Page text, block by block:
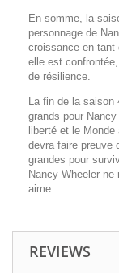
En somme, la
personnage de
croissance en tant
elle est
de résilience.
La fin de la saison
grands pour
liberté et le
devra faire preuve
grandes pour
Nancy Wheeler ne
aime.
REVIEWS